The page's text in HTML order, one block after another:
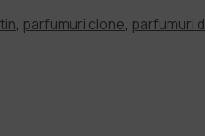
, parfumuri clone, parfumuri